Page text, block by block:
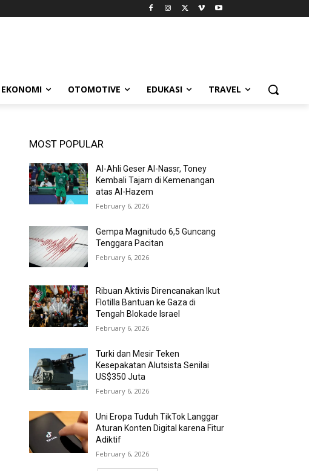
EKONOMI OTOMOTIVE EDUKASI TRAVEL
MOST POPULAR
Al-Ahli Geser Al-Nassr, Toney
Kembali Tajam di Kemenangan
atas Al-Hazem
February 6, 2026
Gempa Magnitudo 6,5 Guncang
Tenggara Pacitan
February 6, 2026
Ribuan Aktivis Direncanakan Ikut
Flotilla Bantuan ke Gaza di
Tengah Blokade Israel
February 6, 2026
Turki dan Mesir Teken
Kesepakatan Alutsista Senilai
US$350 Juta
February 6, 2026
Uni Eropa Tuduh TikTok Langgar
Aturan Konten Digital karena Fitur
Adiktif
February 6, 2026